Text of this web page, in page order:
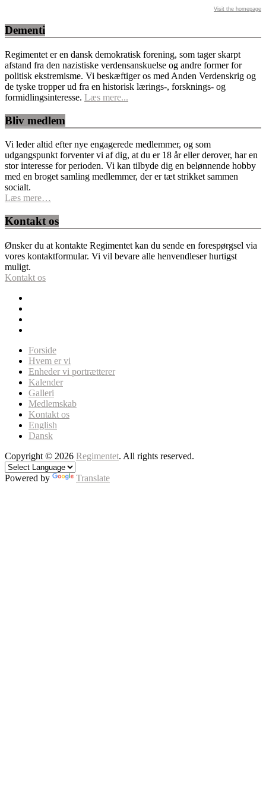
Visit the homepage
Dementi
Regimentet er en dansk demokratisk forening, som tager skarpt
afstand fra den nazistiske verdensanskuelse og andre former for
politisk ekstremisme. Vi beskæftiger os med Anden Verdenskrig og
de tyske tropper ud fra en historisk lærings-, forsknings- og
formidlingsinteresse. Læs mere...
Bliv medlem
Vi leder altid efter nye engagerede medlemmer, og som
udgangspunkt forventer vi af dig, at du er 18 år eller derover, har en
stor interesse for perioden. Vi kan tilbyde dig en belønnende hobby
med en broget samling medlemmer, der er tæt strikket sammen
socialt.
Læs mere…
Kontakt os
Ønsker du at kontakte Regimentet kan du sende en forespørgsel via
vores kontaktformular. Vi vil bevare alle henvendleser hurtigst
muligt.
Kontakt os
Forside
Hvem er vi
Enheder vi portrætterer
Kalender
Galleri
Medlemskab
Kontakt os
English
Dansk
Copyright © 2026 Regimentet. All rights reserved.
Powered by Translate